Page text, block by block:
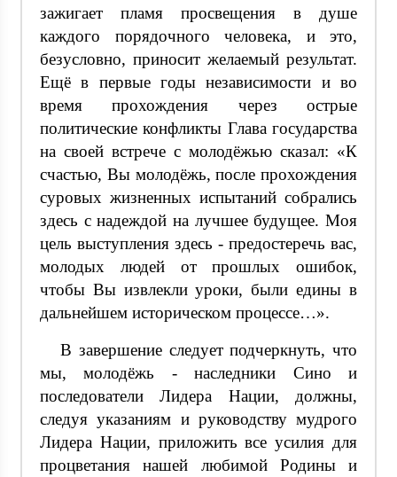
зажигает пламя просвещения в душе
каждого порядочного человека, и это,
безусловно, приносит желаемый результат.
Ещё в первые годы независимости и во
время прохождения через острые
политические конфликты Глава государства
на своей встрече с молодёжью сказал: «К
счастью, Вы молодёжь, после прохождения
суровых жизненных испытаний собрались
здесь с надеждой на лучшее будущее. Моя
цель выступления­ здесь - предостеречь вас,
молодых людей от прошлых ошибок,
чтобы Вы извлекли уроки, были едины в
дальнейшем историческом процессе…».
В завершение следует подчеркнуть, что
мы, молодёжь - наследники Сино и
последователи Лидера Нации, должны,
следуя указаниям и руководству мудрого
Лидера Нации, приложить все усилия для
процветания нашей любимой Родины и